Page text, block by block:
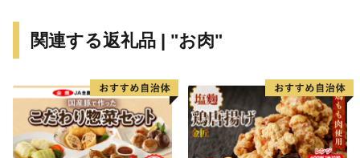
2024年の第12回「住みたい田舎ベストランキング」で
単身者部門で2年連続1位、シニア世代部門2位に選ばれ
るなど、幅広い年代の方が、安心して生活できる環境も
魅力です。
関連する返礼品 | "お肉"